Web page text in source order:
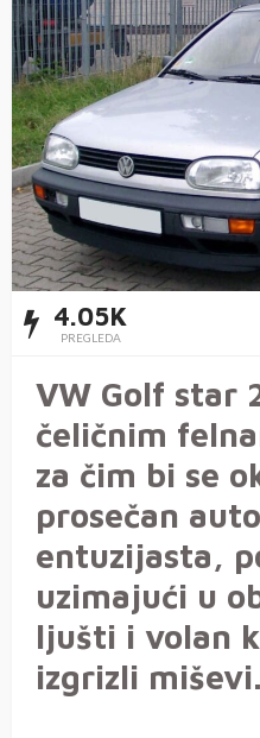
4.05K
PREGLEDA
VW Golf star
čeličnim
za čim bi se
prosečan
entuzijasta,
uzimajući u
ljušti i volan
izgrizli miševi.